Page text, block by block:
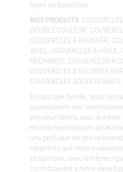
types de bouchons.
NOS PRODUITS:
DOUBLE COULEUR,
COUVERCLES À POUSSER,
JAVEL, COUVERCLES À HUILE,
RECHANGE, COUVERCLES À
COUVERCLES À SÉCURITÉ
COUVERCLES ADOUCISSANTS.
En tant que famille, nous
poursuivrons nos
précieux clients avec la
recherchant toujours la
une politique de prix
rappelons que nous
et opinions, avec la même
contribueront à notre